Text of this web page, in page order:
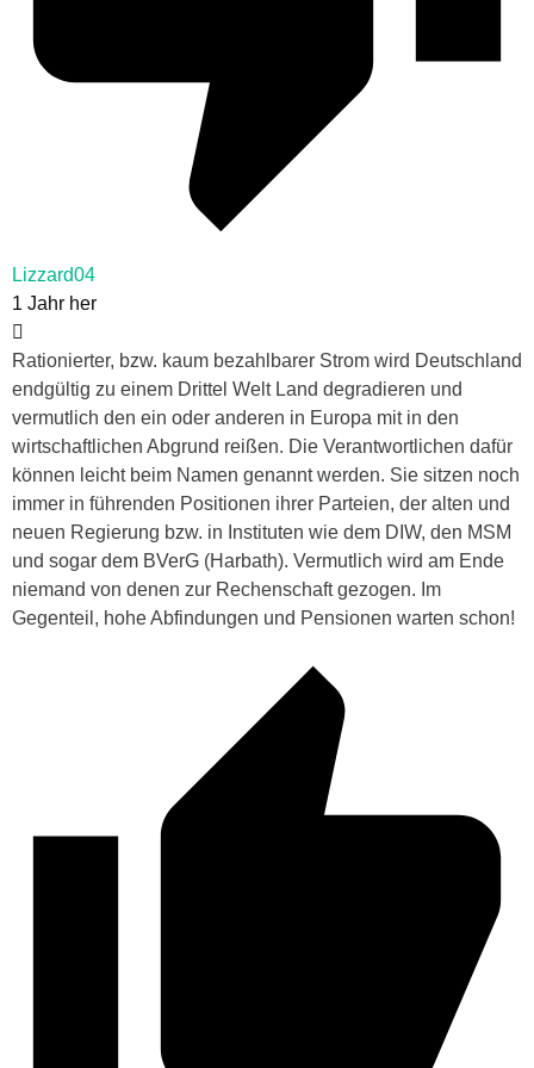
Lizzard04
1 Jahr her
Rationierter, bzw. kaum bezahlbarer Strom wird Deutschland
endgültig zu einem Drittel Welt Land degradieren und
vermutlich den ein oder anderen in Europa mit in den
wirtschaftlichen Abgrund reißen. Die Verantwortlichen dafür
können leicht beim Namen genannt werden. Sie sitzen noch
immer in führenden Positionen ihrer Parteien, der alten und
neuen Regierung bzw. in Instituten wie dem DIW, den MSM
und sogar dem BVerG (Harbath). Vermutlich wird am Ende
niemand von denen zur Rechenschaft gezogen. Im
Gegenteil, hohe Abfindungen und Pensionen warten schon!